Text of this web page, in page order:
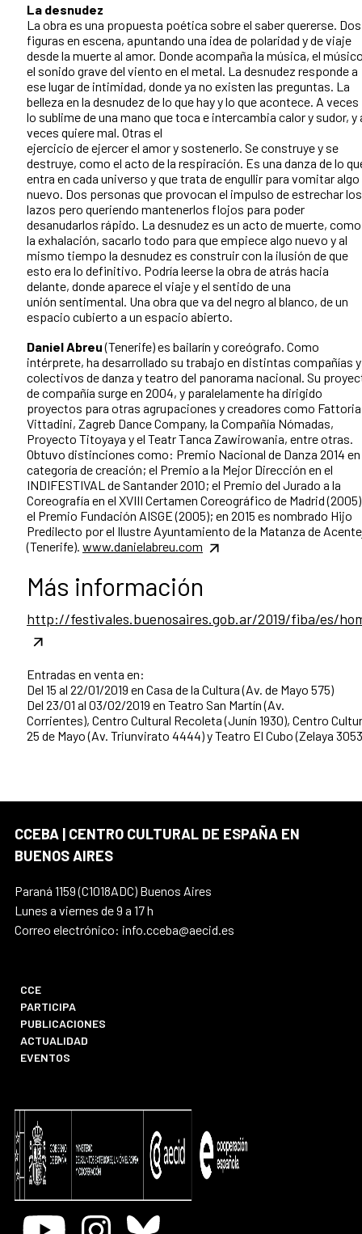
La desnudez
La obra es una propuesta poética sobre el saber quererse. Dos
figuras en escena, apuntando una idea de polaridad y de viaje
desde la muerte al amor. Donde acompaña la música, el
el sonido grave del viento en el metal. La desnudez responde a
ese lugar de intimidad, donde ya no existen las preguntas. La
belleza en la desnudez de lo que hay y lo que acontece. A veces
lo sublime de una mano que toca e intercambia calor y sudor, y
veces quiere mal. Otras el
ejercicio de ejercer el amor y sostenerlo. Se construye y se
destruye, como el acto de la respiración. Es una danza de lo
entra en cada universo y que trata de engullir para vomitar algo
nuevo. Dos personas que provocan el impulso de estrechar los
lazos pero queriendo mantenerlos flojos para poder
desanudarlos rápido. La desnudez es un acto de muerte, como
la exhalación, sacarlo todo para que empiece algo nuevo y al
mismo tiempo la desnudez es construir con la ilusión de que
esto era lo definitivo. Podría leerse la obra de atrás hacia
delante, donde aparece el viaje y el sentido de una
unión sentimental. Una obra que va del negro al blanco, de un
espacio cubierto a un espacio abierto.
Daniel Abreu(Tenerife) es bailarín y coreógrafo. Como
intérprete, ha desarrollado su trabajo en distintas compañías y
colectivos de danza y teatro del panorama nacional. Su
de compañía surge en 2004, y paralelamente ha dirigido
proyectos para otras agrupaciones y creadores como Fattoria
Vittadini, Zagreb Dance Company, la Compañía Nómadas,
Proyecto Titoyaya y el Teatr Tanca Zawirowania, entre otras.
Obtuvo distinciones como: Premio Nacional de Danza 2014 en
categoría de creación; el Premio a la Mejor Dirección en el
INDIFESTIVAL de Santander 2010; el Premio del Jurado a la
Coreografía en el XVIII Certamen Coreográfico de Madrid
el Premio Fundación AISGE (2005); en 2015 es nombrado Hijo
Predilecto por el Ilustre Ayuntamiento de la Matanza de
(Tenerife). www.danielabreu.com
Más información
http://festivales.buenosaires.gob.ar/2019/fiba/es/
Entradas en venta en:
Del 15 al 22/01/2019 en Casa de la Cultura (Av. de Mayo 575)
Del 23/01 al 03/02/2019 en Teatro San Martín (Av.
Corrientes), Centro Cultural Recoleta (Junín 1930), Centro
25 de Mayo (Av. Triunvirato 4444) y Teatro El Cubo (Zelaya
CCEBA | CENTRO CULTURAL DE ESPAÑA EN
BUENOS AIRES
Paraná 1159 (C1018ADC) Buenos Aires
Lunes a viernes de 9 a 17 h
Correo electrónico: info.cceba@aecid.es
CCE
PARTICIPA
PUBLICACIONES
ACTUALIDAD
EVENTOS
Youtube InstagramBluesky